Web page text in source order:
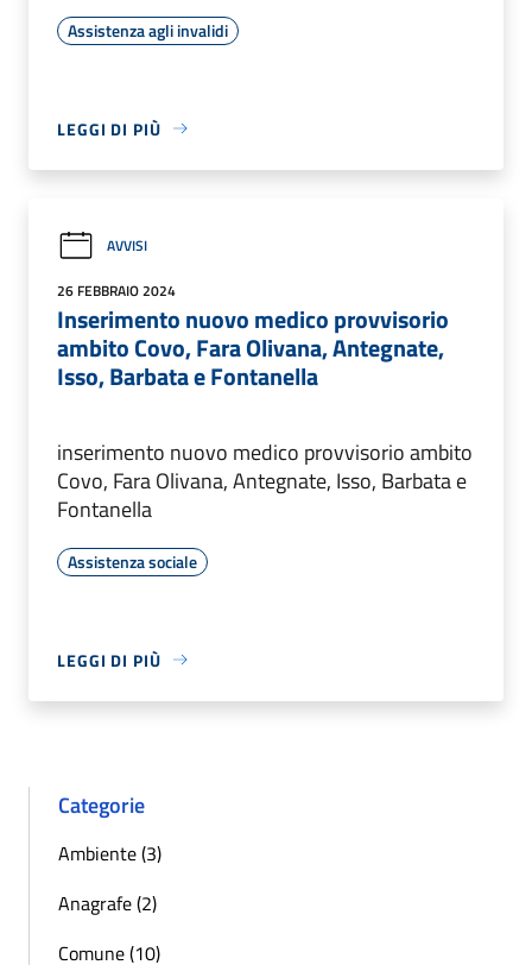
Assistenza agli invalidi
LEGGI DI PIÙ
AVVISI
26 FEBBRAIO 2024
Inserimento nuovo medico provvisorio
ambito Covo, Fara Olivana, Antegnate,
Isso, Barbata e Fontanella
inserimento nuovo medico provvisorio ambito
Covo, Fara Olivana, Antegnate, Isso, Barbata e
Fontanella
Assistenza sociale
LEGGI DI PIÙ
Categorie
Ambiente (3)
Anagrafe (2)
Comune (10)